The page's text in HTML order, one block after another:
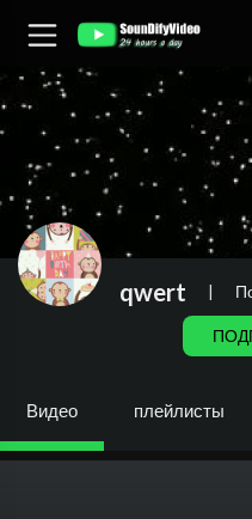
qwert |
Видео плейлисты